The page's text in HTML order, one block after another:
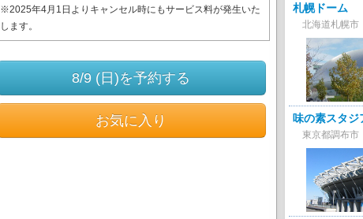
※2025年4月1日よりキャンセル時にもサービス料が発生いた
します。
8/9 (日)を予約する
お気に入り
札幌ドーム
北海道札幌市
味の素スタジ
東京都調布市